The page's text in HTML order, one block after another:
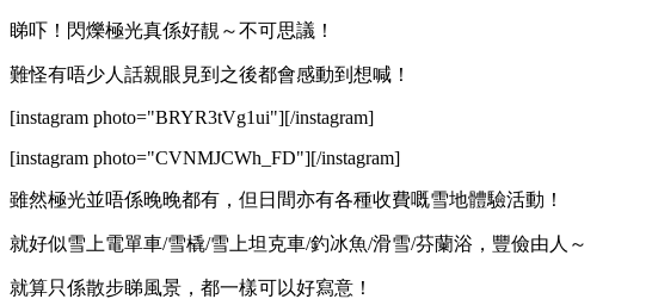
睇吓！閃爍極光真係好靚～不可思議！
難怪有唔少人話親眼見到之後都會感動到想喊！
[instagram photo="BRYR3tVg1ui"][/instagram]
[instagram photo="CVNMJCWh_FD"][/instagram]
雖然極光並唔係晚晚都有，但日間亦有各種收費嘅雪地體驗活動！
就好似雪上電單車/雪橇/雪上坦克車/釣冰魚/滑雪/芬蘭浴，豐儉由人～
就算只係散步睇風景，都一樣可以好寫意！